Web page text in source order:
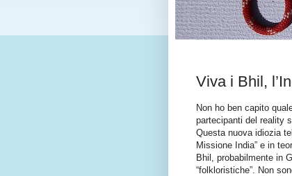
Viva i Bhil,
Non ho ben capito
partecipanti del reality
Questa nuova idiozia
Missione India” e in
Bhil, probabilmente in
“folkloristiche”. Non